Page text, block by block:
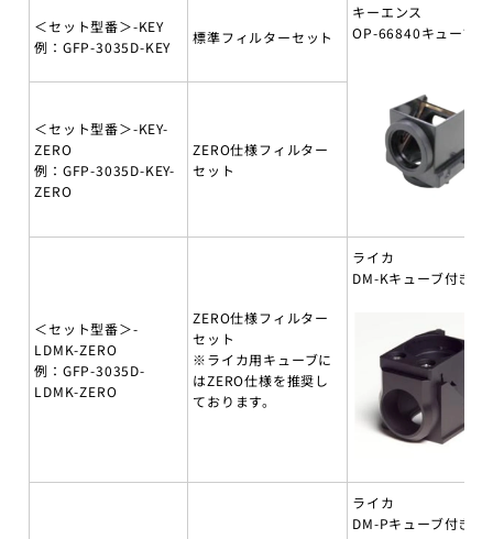
＜セット型番＞-KEY
例：GFP-3035D-KEY
標準フィルターセット
キーエンス
OP-66840キューブ付
＜セット型番＞-KEY-
ZERO
例：GFP-3035D-KEY-
ZERO
ZERO仕様フィルター
セット
＜セット型番＞-
LDMK-ZERO
例：GFP-3035D-
LDMK-ZERO
ZERO仕様フィルター
セット
※ライカ用キューブに
はZERO仕様を推奨し
ております。
ライカ
DM-Kキューブ付き
ライカ
DM-Pキューブ付き